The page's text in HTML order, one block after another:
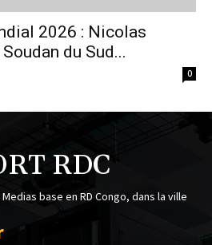
2026 : Nicolas
du Sud...
0
RDC
base en RD Congo, dans la ville